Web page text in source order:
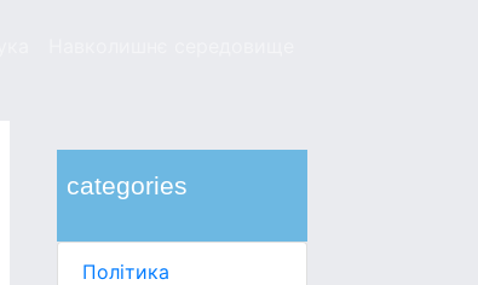
categories
Політика